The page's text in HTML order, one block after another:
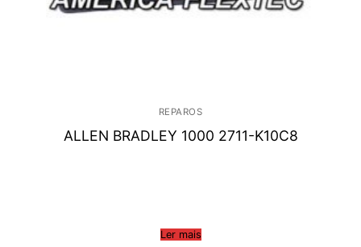
REPAROS
ALLEN BRADLEY 1000 2711-K10C8
Ler mais